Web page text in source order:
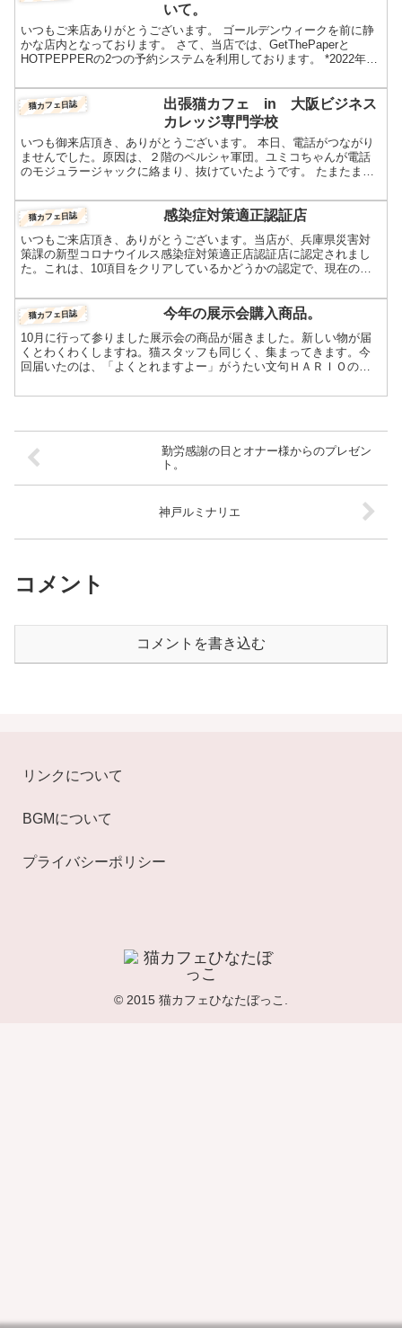
いて。
いつもご来店ありがとうございます。 ゴールデンウィークを前に静
かな店内となっております。 さて、当店では、GetThePaperと
HOTPEPPERの2つの予約システムを利用しております。 *2022年よ
猫カフェ日誌
出張猫カフェ in 大阪ビジネス
カレッジ専門学校
いつも御来店頂き、ありがとうございます。 本日、電話がつながり
ませんでした。原因は、２階のペルシャ軍団。ユミコちゃんが電話
のモジュラージャックに絡まり、抜けていたようです。 たまたま出
猫カフェ日誌 感染症対策適正認証店
いつもご来店頂き、ありがとうございます。当店が、兵庫県災害対
策課の新型コロナウイルス感染症対策適正店認証店に認定されまし
た。これは、10項目をクリアしているかどうかの認定で、現在の所
猫カフェ日誌 今年の展示会購入商品。
10月に行って参りました展示会の商品が届きました。新しい物が届
くとわくわくしますね。猫スタッフも同じく、集まってきます。今
回届いたのは、「よくとれますよー」がうたい文句ＨＡＲＩＯのグ
勤労感謝の日とオナー様からのプレゼン
ト。
神戸ルミナリエ
コメント
コメントを書き込む
リンクについて
BGMについて
プライバシーポリシー
© 2015 猫カフェひなたぼっこ.